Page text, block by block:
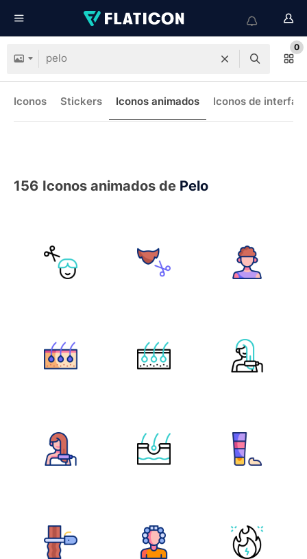
0
Iconos Stickers Iconos animados Iconos de interfaz
156 Iconos animados de Pelo